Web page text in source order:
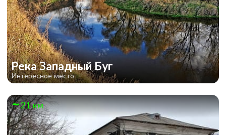
Река Западный Буг
Интересное место
21 км